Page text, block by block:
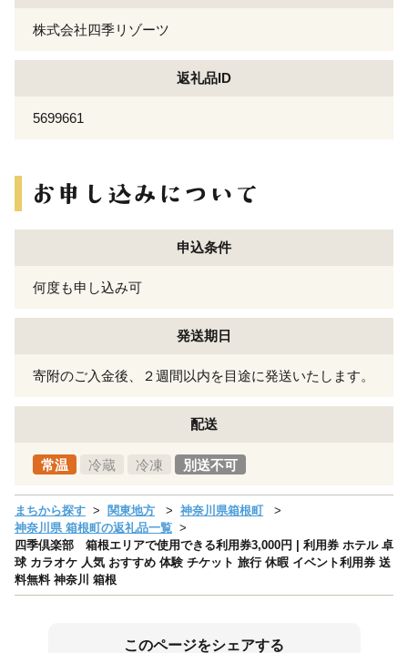
株式会社四季リゾーツ
返礼品ID
5699661
申込条件
何度も申し込み可
発送期日
寄附のご入金後、２週間以内を目途に発送いたします。
配送
常温 冷蔵 冷凍 別送不可
まちから探す 関東地方
神奈川県箱根町
神奈川県 箱根町の返礼品一覧
四季倶楽部 箱根エリアで使用できる利用券3,000円 | 利用券 ホテル 卓
球 カラオケ 人気 おすすめ 体験 チケット 旅行 休暇 イベント利用券 送
料無料 神奈川 箱根
このページをシェアする